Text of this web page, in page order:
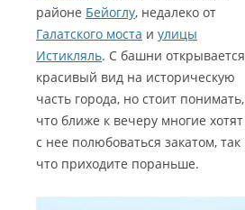
районе Бейоглу, недалеко от
Галатского моста и улицы
Истикляль. С башни открывается
красивый вид на историческую
часть города, но стоит понимать,
что ближе к вечеру многие хотят
с нее полюбоваться закатом, так
что приходите пораньше.